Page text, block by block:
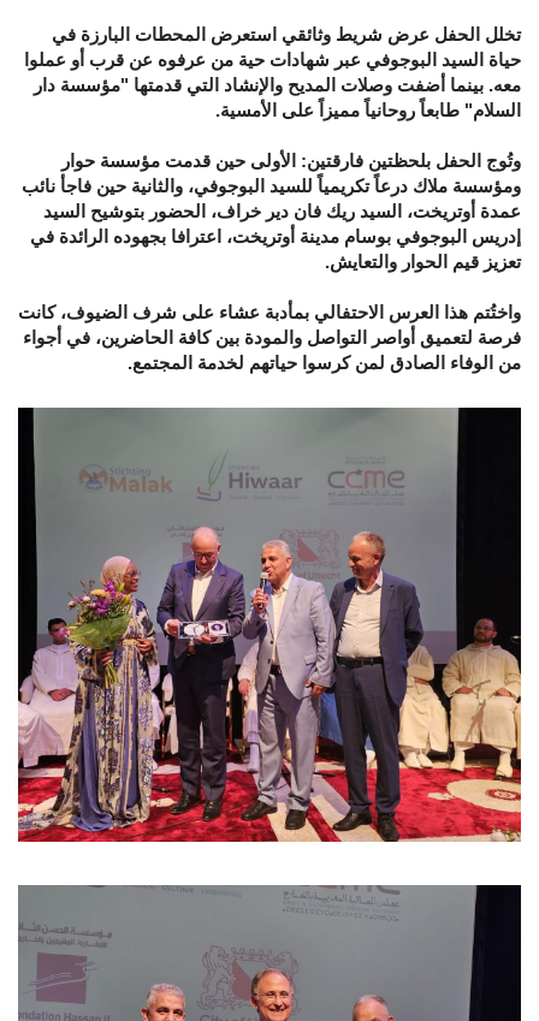
تخلل الحفل عرض شريط وثائقي استعرض المحطات البارزة في
حياة السيد البوجوفي عبر شهادات حية من عرفوه عن قرب أو عملوا
معه. بينما أضفت وصلات المديح والإنشاد التي قدمتها "مؤسسة دار
السلام" طابعاً روحانياً مميزاً على الأمسية.
وتُوج الحفل بلحظتين فارقتين: الأولى حين قدمت مؤسسة حوار
ومؤسسة ملاك درعاً تكريمياً للسيد البوجوفي، والثانية حين فاجأ نائب
عمدة أوتريخت، السيد ريك فان دير خراف، الحضور بتوشيح السيد
إدريس البوجوفي بوسام مدينة أوتريخت، اعترافا بجهوده الرائدة في
تعزيز قيم الحوار والتعايش.
واختُتم هذا العرس الاحتفالي بمأدبة عشاء على شرف الضيوف، كانت
فرصة لتعميق أواصر التواصل والمودة بين كافة الحاضرين، في أجواء
من الوفاء الصادق لمن كرسوا حياتهم لخدمة المجتمع.